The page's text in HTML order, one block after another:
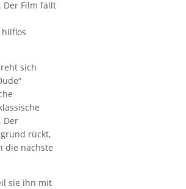
Der Film fällt
sich
Der
rückt,
die nächste
sie ihn mit